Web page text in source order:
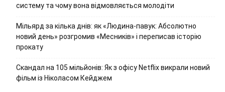
систему та чому вона відмовляється молодіти
Мільярд за кілька днів: як «Людина-павук: Абсолютно
новий день» розгромив «Месників» і переписав історію
прокату
Скандал на 105 мільйонів: Як з офісу Netflix викрали новий
фільм із Ніколасом Кейджем